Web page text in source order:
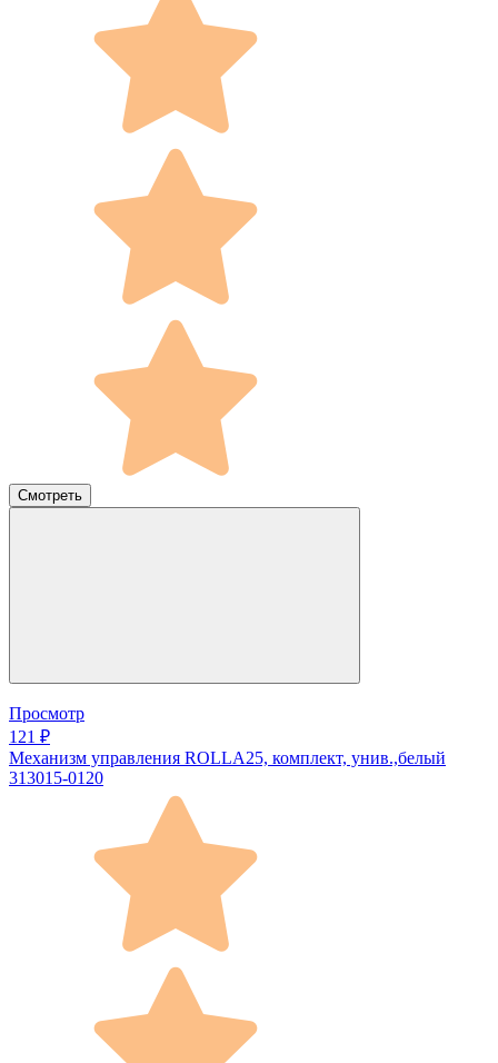
Смотреть
Просмотр
121 ₽
Механизм управления ROLLA25, комплект, унив.,белый
313015-0120